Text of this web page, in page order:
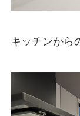
キッチンから